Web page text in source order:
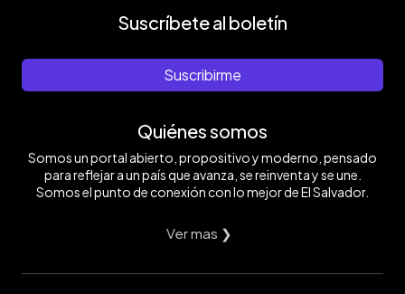
Suscríbete al boletín
Suscribirme
Quiénes somos
Somos un portal abierto, propositivo y moderno, pensado
para reflejar a un país que avanza, se reinventa y se une.
Somos el punto de conexión con lo mejor de El Salvador.
Ver mas ❯